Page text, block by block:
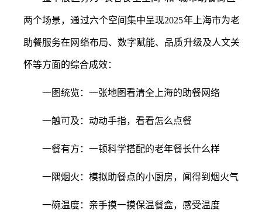
两个场景，通过六个空间集中呈现2025年上海市为老
助餐服务在网络布局、数字赋能、品质升级及人文关
怀等方面的综合成效：
一图统览：一张地图看清全上海的助餐网络
一触可及：动动手指，看看怎么点餐
一餐有方：一顿科学搭配的老年餐长什么样
一隅烟火：模拟助餐点的小厨房，闻得到烟火气
一碗温度：亲手摸一摸保温餐盒，感受温度